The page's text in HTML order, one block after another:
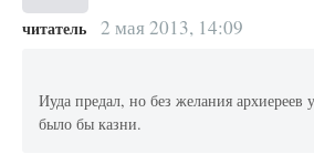
читатель 2 мая 2013, 14:09
Иуда предал, но без желания архиереев
было бы казни.